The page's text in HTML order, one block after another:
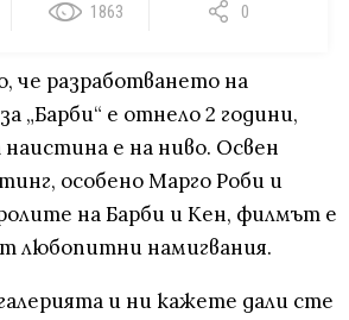
1863 0
че разработването на
„Барби“ е отнело 2 години,
е на ниво. Освен
особено Марго Роби и
на Барби и Кен, филмът е
любопитни намигвания.
и ни кажете дали сте